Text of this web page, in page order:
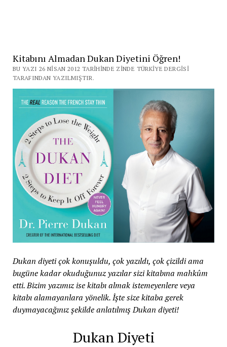
Kitabını Almadan Dukan Diyetini Öğren!
BU YAZI 26 NISAN 2012 TARIHINDE ZINDE TÜRKIYE DERGISI
TARAFINDAN YAZILMIŞTIR.
Dukan diyeti çok konuşuldu, çok yazıldı, çok çizildi ama
bugüne kadar okuduğunuz yazılar sizi kitabına mahkûm
etti. Bizim yazımız ise kitabı almak istemeyenlere veya
kitabı alamayanlara yönelik. İşte size kitaba gerek
duymayacağınız şekilde anlatılmış Dukan diyeti!
Dukan Diyeti